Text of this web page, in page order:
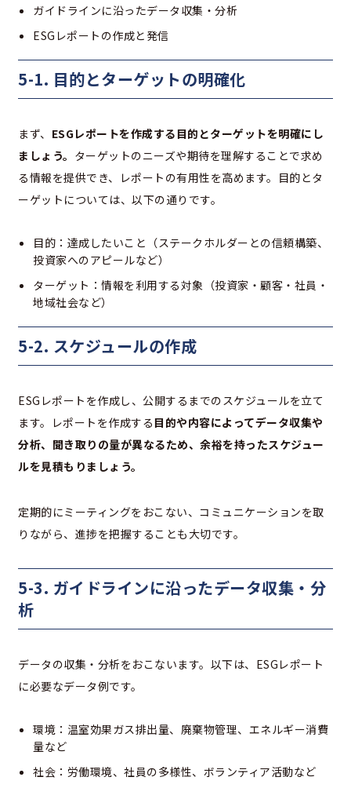
ガイドラインに沿ったデータ収集・分析
ESGレポートの作成と発信
5-1. 目的とターゲットの明確化
まず、 ESGレポートを作成する目的とターゲットを明確にし
ましょう。 ターゲットのニーズや期待を理解することで求め
る情報を提供でき、レポートの有用性を高めます。目的とタ
ーゲットについては、以下の通りです。
目的：達成したいこと（ステークホルダーとの信頼構築、
投資家へのアピールなど）
ターゲット：情報を利用する対象（投資家・顧客・社員・
地域社会など）
5-2. スケジュールの作成
ESGレポートを作成し、公開するまでのスケジュールを立て
ます。レポートを作成する目的や内容によってデータ収集や
分析、聞き取りの量が異なるため、余裕を持ったスケジュー
ルを見積もりましょう。
定期的にミーティングをおこない、コミュニケーションを取
りながら、進捗を把握することも大切です。
5-3. ガイドラインに沿ったデータ収集・分
析
データの収集・分析をおこないます。以下は、ESGレポート
に必要なデータ例です。
環境：温室効果ガス排出量、廃棄物管理、エネルギー消費
量など
社会：労働環境、社員の多様性、ボランティア活動など